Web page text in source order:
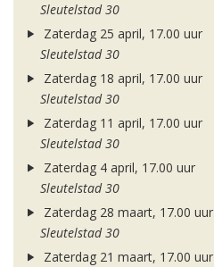
Sleutelstad 30
Zaterdag 25 april, 17.00 uur
Sleutelstad 30
Zaterdag 18 april, 17.00 uur
Sleutelstad 30
Zaterdag 11 april, 17.00 uur
Sleutelstad 30
Zaterdag 4 april, 17.00 uur
Sleutelstad 30
Zaterdag 28 maart, 17.00 uur
Sleutelstad 30
Zaterdag 21 maart, 17.00 uur